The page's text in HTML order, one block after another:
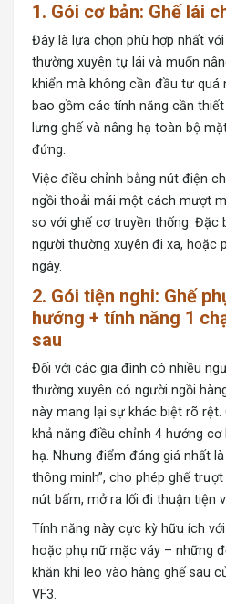
1. Gói cơ bản: Ghế lái
Đây là lựa chọn phù hợp nhất
thường xuyên tự lái và muốn
khiển mà không cần đầu tư quá
bao gồm các tính năng cần
lưng ghế và nâng hạ toàn bộ
đứng.
Việc điều chỉnh bằng nút điện
ngồi thoải mái một cách mượt
so với ghế cơ truyền thống. Đặc
người thường xuyên đi xa, hoặc
ngày.
2. Gói tiện nghi: Ghế
hướng + tính năng 1
sau
Đối với các gia đình có nhiều
thường xuyên có người ngồi
này mang lại sự khác biệt rõ
khả năng điều chỉnh 4 hướng
hạ. Nhưng điểm đáng giá nhất
thông minh”, cho phép ghế
nút bấm, mở ra lối đi thuận tiện
Tính năng này cực kỳ hữu ích
hoặc phụ nữ mặc váy – những
khăn khi leo vào hàng ghế sau
VF3.